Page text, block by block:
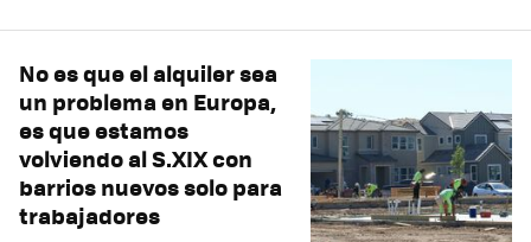
No es que el alquiler sea
un problema en Europa,
es que estamos
volviendo al S.XIX con
barrios nuevos solo para
trabajadores